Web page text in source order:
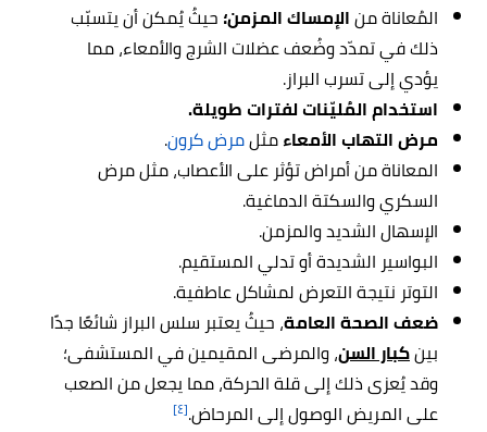
المُعاناة منالإمساك المزمن؛ حيثُ يُمكن أن يتسبّب
ذلك في تمدّد وضُعف عضلات الشرج والأمعاء، مما
يؤدي إلى تسرب البراز.
استخدام المُليّنات لفترات طويلة.
مرض التهاب الأمعاءمثلمرض كرون.
المعاناة من أمراض تؤثر على الأعصاب، مثل مرض
السكري والسكتة الدماغية.
الإسهال الشديد والمزمن.
البواسير الشديدة أو تدلي المستقيم.
التوتر نتيجة التعرض لمشاكل عاطفية.
ضعف الصحة العامة، حيثُ يعتبر سلس البراز شائعًا جدًا
بينكبار السن، والمرضى المقيمين في المستشفى؛
وقد يُعزى ذلك إلى قلة الحركة، مما يجعل من الصعب
على المريض الوصول إلى المرحاض.[٤]